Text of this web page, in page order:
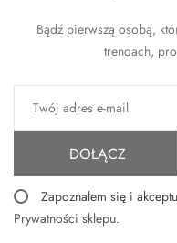
Bądź pierwszą osobą,
trendach,
DOŁĄCZ
Zapoznałem się i
Prywatności sklepu.